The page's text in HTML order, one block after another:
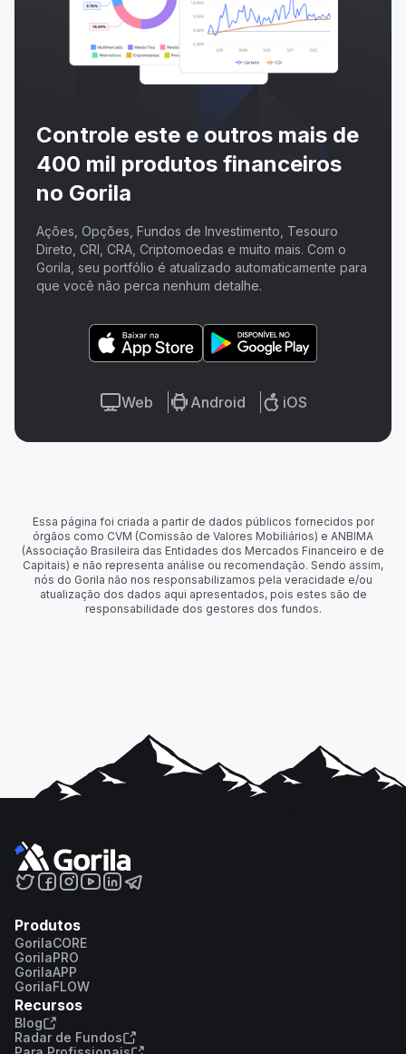
Controle este e outros mais de
400 mil produtos financeiros
no Gorila
Ações, Opções, Fundos de Investimento, Tesouro
Direto, CRI, CRA, Criptomoedas e muito mais. Com o
Gorila, seu portfólio é atualizado automaticamente para
que você não perca nenhum detalhe.
Web Android iOS
Essa página foi criada a partir de dados públicos fornecidos por
órgãos como CVM (Comissão de Valores Mobiliários) e ANBIMA
(Associação Brasileira das Entidades dos Mercados Financeiro e de
Capitais) e não representa análise ou recomendação. Sendo assim,
nós do Gorila não nos responsabilizamos pela veracidade e/ou
atualização dos dados aqui apresentados, pois estes são de
responsabilidade dos gestores dos fundos.
Produtos
GorilaCORE
GorilaPRO
GorilaAPP
GorilaFLOW
Recursos
Blog
Radar de Fundos